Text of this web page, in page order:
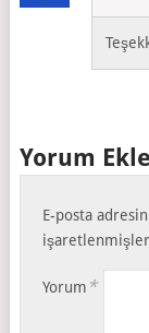
Yorum Ekle
E-posta
Yorum *